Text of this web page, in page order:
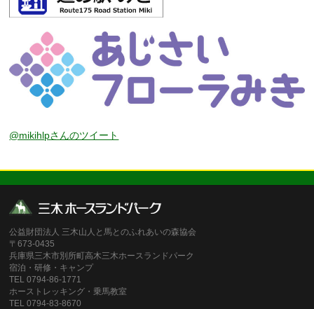
@mikihlpさんのツイート
公益財団法人 三木山人と馬とのふれあいの森協会
〒673-0435
兵庫県三木市別所町高木三木ホースランドパーク
宿泊・研修・キャンプ
TEL 0794-86-1771
ホーストレッキング・乗馬教室
TEL 0794-83-8670